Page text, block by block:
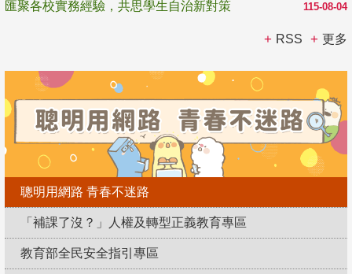
115-08-04
匯聚各校實務經驗，共思學生自治新對策
RSS 更多
聰明用網路 青春不迷路
「補課了沒？」人權及轉型正義教育專區
教育部全民安全指引專區